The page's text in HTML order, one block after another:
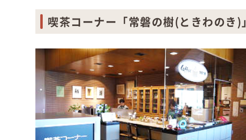
喫茶コーナー「常磐の樹(ときわのき)」